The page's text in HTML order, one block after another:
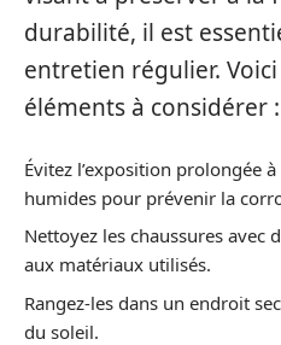
durabilité, il est
entretien régulier.
éléments à considérer :
Évitez l’exposition prolongée
humides pour prévenir la
Nettoyez les chaussures avec
aux matériaux utilisés.
Rangez-les dans un endroit
du soleil.